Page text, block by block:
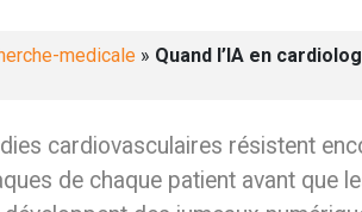
medicale » Quand l’IA en
cardiovasculaires résistent
de chaque patient avant que